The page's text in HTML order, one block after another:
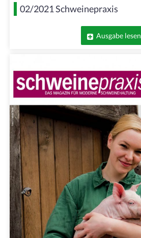
02/2021 Schweinepraxis
Ausgabe lesen